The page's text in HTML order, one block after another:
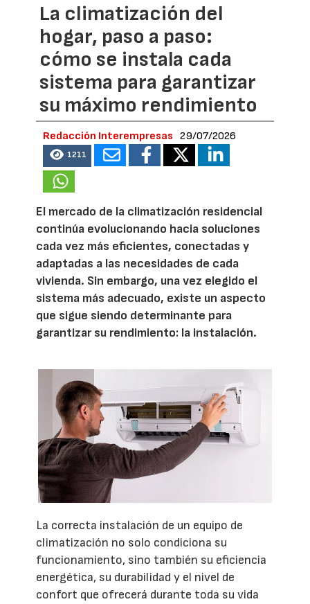
La climatización del
hogar, paso a paso:
cómo se instala cada
sistema para garantizar
su máximo rendimiento
Redacción Interempresas 29/07/2026
1211
El mercado de la climatización residencial
continúa evolucionando hacia soluciones
cada vez más eficientes, conectadas y
adaptadas a las necesidades de cada
vivienda. Sin embargo, una vez elegido el
sistema más adecuado, existe un aspecto
que sigue siendo determinante para
garantizar su rendimiento: la instalación.
La correcta instalación de un equipo de
climatización no solo condiciona su
funcionamiento, sino también su eficiencia
energética, su durabilidad y el nivel de
confort que ofrecerá durante toda su vida